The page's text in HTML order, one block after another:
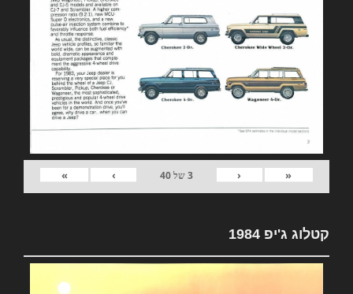
«
‹
3של40
›
»
קטלוג ג'יפ 1984